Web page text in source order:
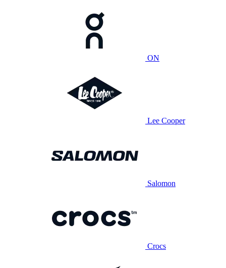
ON
Lee Cooper
Salomon
Crocs